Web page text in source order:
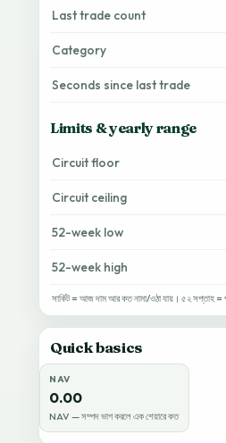
Last trade count
Category
Seconds since last trade
Limits & yearly range
Circuit floor
Circuit ceiling
52-week low
52-week high
সার্কিট = আজ দাম আর কত নামা/ওঠা যায়। ৫২ সপ্তাহ =
Quick basics
NAV
0.00
NAV — সম্পদ ভাগ করলে এক শেয়ারে কত